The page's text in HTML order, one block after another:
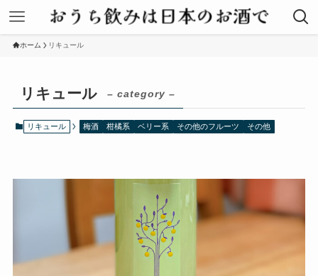
ホーム リキュール
リキュール – category –
リキュール 梅酒 柑橘系 ベリー系 その他のフルーツ その他